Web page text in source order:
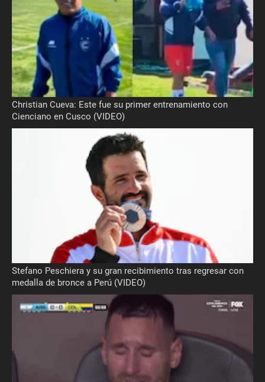
Christian Cueva: Este fue su primer entrenamiento con
Cienciano en Cusco (VIDEO)
Stefano Peschiera y su gran recibimiento tras regresar con
medalla de bronce a Perú (VIDEO)